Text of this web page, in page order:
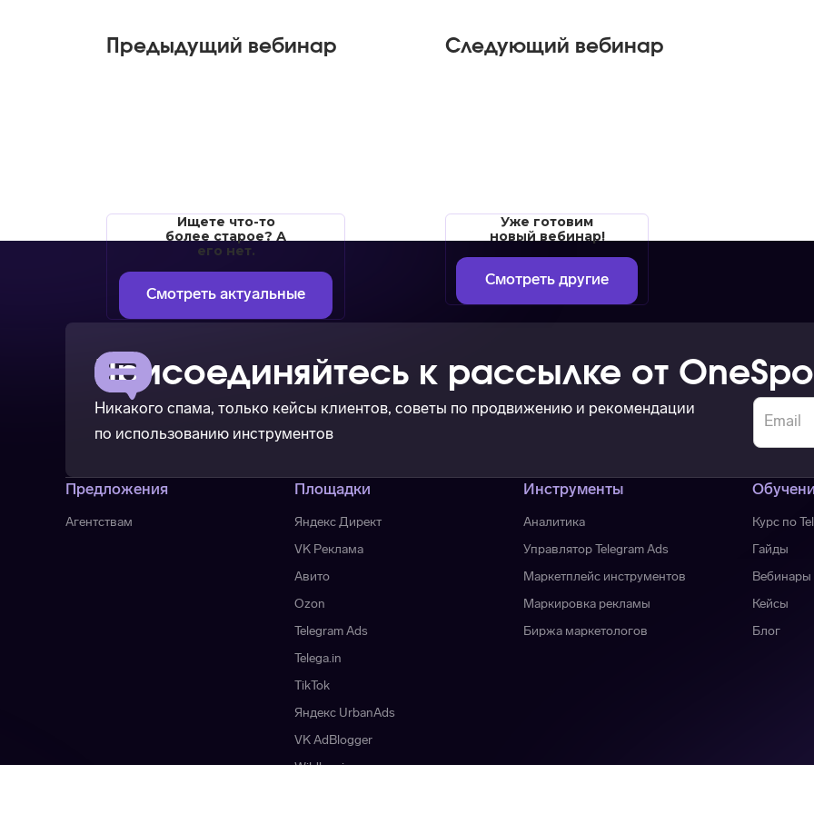
Предыдущий вебинар Следующий вебинар
Ищете что-то
более старое? А
его нет.
Смотреть актуальные
Уже готовим
новый вебинар!
Смотреть другие
Присоединяйтесь к рассылке от
Никакого спама, только кейсы клиентов, советы по продвижению и рекомендации
по использованию инструментов
Предложения
Агентствам
Яндекс Директ
VK Реклама
Площадки
Авито
Ozon
Telegram Ads
Telega.in
TikTok
Яндекс UrbanAds
VK AdBlogger
Wildberries
Инструменты
Аналитика
Управлятор Telegram Ads
Маркетплейс инструментов
Маркировка рекламы
Биржа маркетологов
Курс по
Гайды
Вебинары
Кейсы
Блог